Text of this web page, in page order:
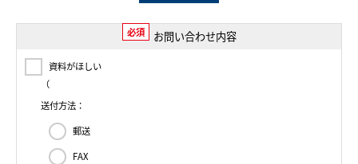
必須 お問い合わせ内容
資料がほしい
（
送付方法：
郵送
FAX